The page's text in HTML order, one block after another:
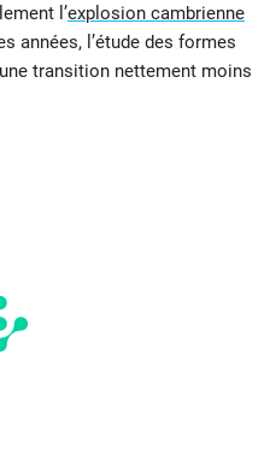
l’explosion cambrienne
années, l’étude des formes
transition nettement moins